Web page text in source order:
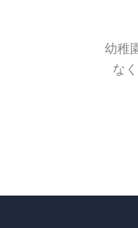
幼稚
な